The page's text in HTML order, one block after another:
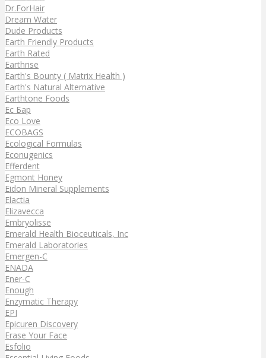
Dr.ForHair
Dream Water
Dude Products
Earth Friendly Products
Earth Rated
Earthrise
Earth's Bounty ( Matrix Health )
Earth's Natural Alternative
Earthtone Foods
Ec Бар
Eco Love
ECOBAGS
Ecological Formulas
Econugenics
Efferdent
Egmont Honey
Eidon Mineral Supplements
Elactia
Elizavecca
Embryolisse
Emerald Health Bioceuticals, Inc
Emerald Laboratories
Emergen-C
ENADA
Ener-C
Enough
Enzymatic Therapy
EPI
Epicuren Discovery
Erase Your Face
Esfolio